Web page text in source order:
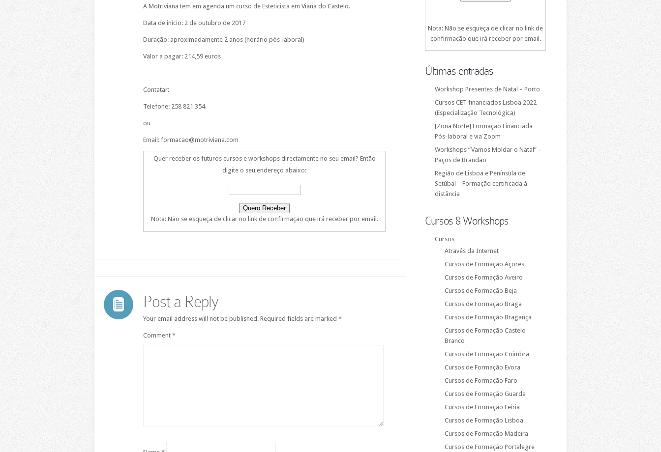
A Motriviana tem em agenda um curso de Esteticista em Viana do Castelo.
Data de início: 2 de outubro de 2017
Duração: aproximadamente 2 anos (horário pós-laboral)
Valor a pagar: 214,59 euros
Contatar:
Telefone: 258 821 354
ou
Email: formacao@motriviana.com
Quer receber os futuros cursos e workshops directamente no seu email? Então
digite o seu endereço abaixo:
Nota: Não se esqueça de clicar no link de confirmação que irá receber por email.
Post a Reply
Your email address will not be published. Required fields are marked *
Comment *
Nota: Não se esqueça de clicar no link de
confirmação que irá receber por email.
Últimas entradas
Workshop Presentes de Natal – Porto
Cursos CET financiados Lisboa 2022
(Especialização Tecnológica)
[Zona Norte] Formação Financiada
Pós-laboral e via Zoom
Workshops “Vamos Moldar o Natal” –
Paços de Brandão
Região de Lisboa e Península de
Setúbal – Formação certificada à
distância
Cursos & Workshops
Cursos
Através da Internet
Cursos de Formação Açores
Cursos de Formação Aveiro
Cursos de Formação Beja
Cursos de Formação Braga
Cursos de Formação Bragança
Cursos de Formação Castelo
Branco
Cursos de Formação Coimbra
Cursos de Formação Evora
Cursos de Formação Faro
Cursos de Formação Guarda
Cursos de Formação Leiria
Cursos de Formação Lisboa
Cursos de Formação Madeira
Cursos de Formação Portalegre